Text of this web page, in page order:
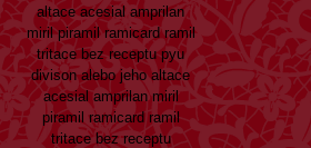
altace acesial amprilan
miril piramil ramicard ramil
tritace bez receptu pyu
divison alebo jeho altace
acesial amprilan miril
piramil ramicard ramil
tritace bez receptu